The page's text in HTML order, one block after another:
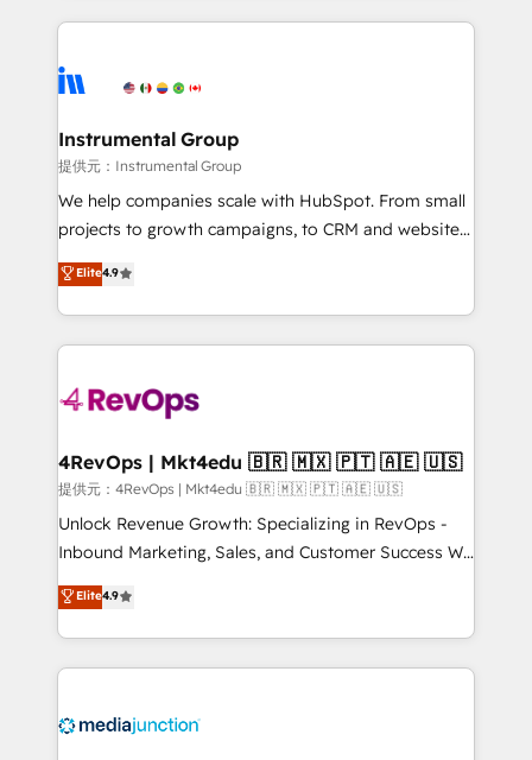
teams has worked with clients just like you Let’s
explore whether S2 is the partner you’ve been
eminent solutions & integrations. Trust us to
Elite Partners with 10+ years of HubSpot experience
Premier Partner 2023 🌟5 HubSpot Accreditations 🌟
Won HubSpot Theme Challenge 2021 🌟INBOUND’19
HubSpot Rising Star Why us? Harnessing the full
potential of the powerful HubSpot CRM. ✔️A team of
HubSpot experience ✔️Flexible pricing models —
Hourly-fee (assigned one Dedicated HubSpot
requirement). ✔️Helped over 25,000+ customers so
far with our HubSpot solutions. ✔️Bespoke apps &
on-demand bundle services. Connect with us today!
Instrumental Group
提供元：Instrumental Group
We help companies scale with HubSpot. From small
projects to growth campaigns, to CRM and websites.
Hire an agency that's experienced in every inch of
HubSpot and willing to work hand-in-hand with your
team to simplify the complex and build a better
experience for your team and customers.
Elite4.9
4RevOps | Mkt4edu 🇧🇷 🇲🇽 🇵🇹 🇦🇪 🇺🇸
提供元：4RevOps | Mkt4edu 🇧🇷 🇲🇽 🇵🇹 🇦🇪 🇺🇸
Unlock Revenue Growth: Specializing in RevOps -
Inbound Marketing, Sales, and Customer Success We
specialize in driving revenue growth for companies
across industries through tailored marketing, sales,
and customer success strategies, utilizing RevOps
methodologies. As Latin America's largest HubSpot
offer unparalleled insights. Operating in five
Elite4.9